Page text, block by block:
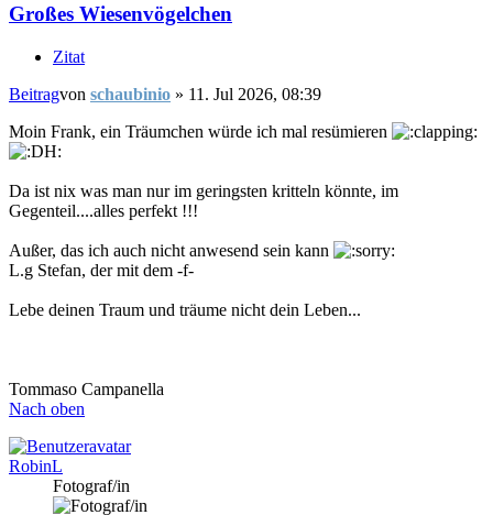
Großes Wiesenvögelchen
Zitat
Beitragvon schaubinio » 11. Jul 2026, 08:39
Moin Frank, ein Träumchen würde ich mal resümieren
Da ist nix was man nur im geringsten kritteln könnte, im
Gegenteil....alles perfekt !!!
Außer, das ich auch nicht anwesend sein kann
L.g Stefan, der mit dem -f-
Lebe deinen Traum und träume nicht dein Leben...
Tommaso Campanella
Nach oben
RobinL
Fotograf/in